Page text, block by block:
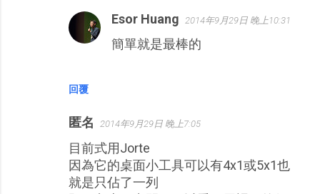
回覆
Esor Huang 2014年9月29日 晚上10:31
簡單就是最棒的
匿名 2014年9月29日 晚上7:05
目前式用Jorte
因為它的桌面小工具可以有4x1或5x1也
就是只佔了一列